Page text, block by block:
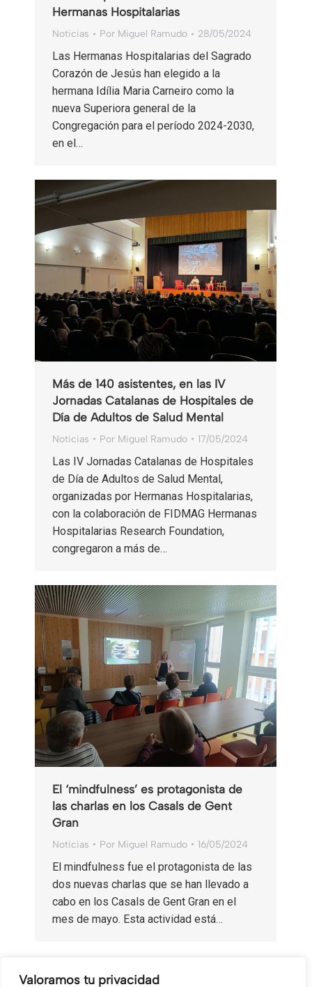
Valoramos tu privacidad
Hermanas Hospitalarias
Noticias Por Miguel Ramudo 28/05/2024
Las Hermanas Hospitalarias del Sagrado
Corazón de Jesús han elegido a la
hermana Idília Maria Carneiro como la
nueva Superiora general de la
Congregación para el período 2024-2030,
en el…
Más de 140 asistentes, en las IV
Jornadas Catalanas de Hospitales de
Día de Adultos de Salud Mental
Noticias Por Miguel Ramudo 17/05/2024
Las IV Jornadas Catalanas de Hospitales
de Día de Adultos de Salud Mental,
organizadas por Hermanas Hospitalarias,
con la colaboración de FIDMAG Hermanas
Hospitalarias Research Foundation,
congregaron a más de…
El ‘mindfulness’ es protagonista de
las charlas en los Casals de Gent
Gran
Noticias Por Miguel Ramudo 16/05/2024
El mindfulness fue el protagonista de las
dos nuevas charlas que se han llevado a
cabo en los Casals de Gent Gran en el
mes de mayo. Esta actividad está…